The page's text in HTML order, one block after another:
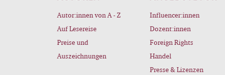
Autor:innen von A - Z
Auf Lesereise
Preise und
Auszeichnungen
Influencer:innen
Dozent:innen
Foreign Rights
Handel
Presse & Lizenzen